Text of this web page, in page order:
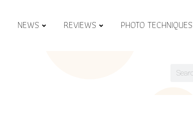
NEWS REVIEWS PHOTO TECHNIQUES